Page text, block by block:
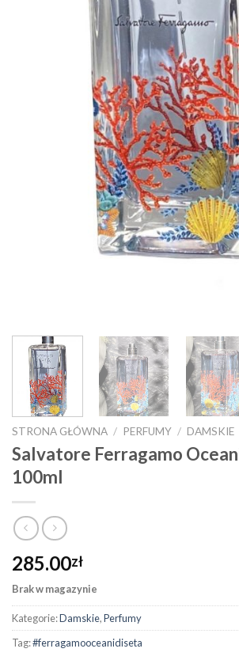
STRONA GŁÓWNA / PERFUMY / DAMSKIE
Salvatore Ferragamo
100ml
285.00zł
Brak w magazynie
Kategorie:Damskie,Perfumy
Tag:#ferragamooceanidiseta